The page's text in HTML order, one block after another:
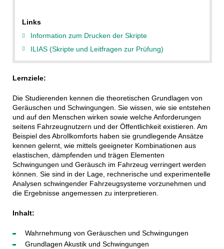
Links
Information zum Drucken der Skripte
ILIAS (Skripte und Leitfragen zur Prüfung)
Lernziele:
Die Studierenden kennen die theoretischen Grundlagen von
Geräuschen und Schwingungen. Sie wissen, wie sie entstehen
und auf den Menschen wirken sowie welche Anforderungen
seitens Fahrzeugnutzern und der Öffentlichkeit existieren. Am
Beispiel des Abrollkomforts haben sie grundlegende Ansätze
kennen gelernt, wie mittels geeigneter Kombinationen aus
elastischen, dämpfenden und trägen Elementen
Schwingungen und Geräusch im Fahrzeug verringert werden
können. Sie sind in der Lage, rechnerische und experimentelle
Analysen schwingender Fahrzeugsysteme vorzunehmen und
die Ergebnisse angemessen zu interpretieren.
Inhalt:
Wahrnehmung von Geräuschen und Schwingungen
Grundlagen Akustik und Schwingungen